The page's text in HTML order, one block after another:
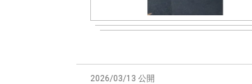
2026/03/13 公開